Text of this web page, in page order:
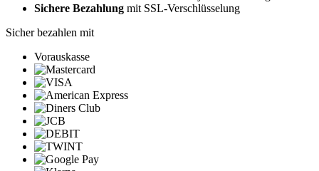
Sichere Bezahlung mit SSL-Verschlüsselung
Sicher bezahlen mit
Vorauskasse